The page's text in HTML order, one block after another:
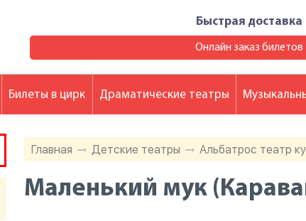
Быстрая доставка
Онлайн заказ билетов
Главная Детские театры Альбатрос театр
Маленький мук
Билеты в цирк Драматические театры